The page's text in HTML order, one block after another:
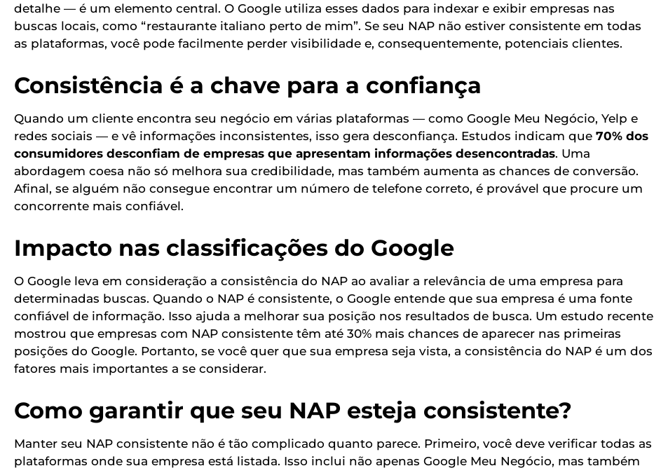
detalhe — é um elemento central. O Google utiliza esses dados para indexar e exibir empresas nas
buscas locais, como “restaurante italiano perto de mim”. Se seu NAP não estiver consistente em todas
as plataformas, você pode facilmente perder visibilidade e, consequentemente, potenciais clientes.
Consistência é a chave para a confiança
Quando um cliente encontra seu negócio em várias plataformas — como Google Meu Negócio, Yelp e
redes sociais — e vê informações inconsistentes, isso gera desconfiança. Estudos indicam que 70% dos
consumidores desconfiam de empresas que apresentam informações desencontradas. Uma
abordagem coesa não só melhora sua credibilidade, mas também aumenta as chances de conversão.
Afinal, se alguém não consegue encontrar um número de telefone correto, é provável que procure um
concorrente mais confiável.
Impacto nas classificações do Google
O Google leva em consideração a consistência do NAP ao avaliar a relevância de uma empresa para
determinadas buscas. Quando o NAP é consistente, o Google entende que sua empresa é uma fonte
confiável de informação. Isso ajuda a melhorar sua posição nos resultados de busca. Um estudo recente
mostrou que empresas com NAP consistente têm até 30% mais chances de aparecer nas primeiras
posições do Google. Portanto, se você quer que sua empresa seja vista, a consistência do NAP é um dos
fatores mais importantes a se considerar.
Como garantir que seu NAP esteja consistente?
Manter seu NAP consistente não é tão complicado quanto parece. Primeiro, você deve verificar todas as
plataformas onde sua empresa está listada. Isso inclui não apenas Google Meu Negócio, mas também